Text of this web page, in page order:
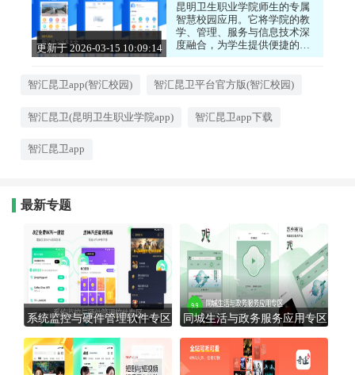
更新于 2026-03-15 10:09:14
昆明卫生职业学院师生的专属
智慧校园应用。它将学院的教
学、管理、服务与信息技术深
度融合，为学生提供便捷的教
务查询、课程学习、校园生活
管理工具。旨在打造一个智能
和个人发展。
智汇昆卫app(智汇校园) 智汇昆卫平台官方版(智汇校园)
智汇昆卫(昆明卫生职业学院app) 智汇昆卫app下载
智汇昆卫app
最新专题
系统监控与硬件管理软件专区 同城生活与政务服务应用专区